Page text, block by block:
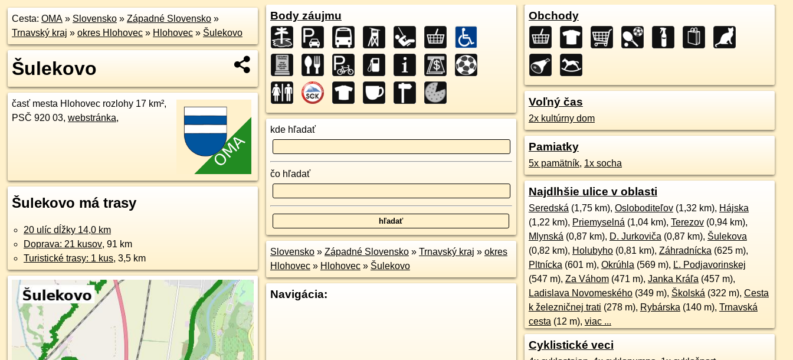
Cesta: OMA » Slovensko » Západné Slovensko »
Trnavský kraj » okres Hlohovec » Hlohovec » Šulekovo
Šulekovo
časť mesta Hlohovec rozlohy 17 km²,
PSČ 920 03, webstránka,
Šulekovo má trasy
20 ulíc dĺžky 14,0 km
Doprava: 21 kusov, 91 km
Turistické trasy: 1 kus, 3,5 km
Body záujmu
kde hľadať
čo hľadať
Slovensko» Západné Slovensko» Trnavský kraj » okres
Hlohovec» Hlohovec» Šulekovo
Navigácia:
Obchody
Voľný čas
2x kultúrny dom
Pamiatky
5x pamätník, 1x socha
Najdlhšie ulice v oblasti
Seredská (1,75 km), Osloboditeľov(1,32 km), Hájska
(1,22 km), Priemyselná (1,04 km), Terezov(0,94 km),
Mlynská (0,87 km), D. Jurkoviča (0,87 km), Šulekova
(0,82 km), Holubyho(0,81 km), Záhradnícka (625 m),
Pltnícka (601 m), Okrúhla (569 m), Ľ. Podjavorinskej
(547 m), Za Váhom(471 m), Janka Kráľa (457 m),
Ladislava Novomeského(349 m), Školská (322 m), Cesta
k železničnej trati (278 m), Rybárska (140 m), Trnavská
cesta (12 m), viac ...
Cyklistické veci